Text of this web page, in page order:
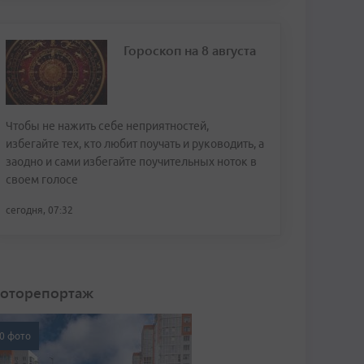
Гороскоп на 8 августа
Чтобы не нажить себе неприятностей,
избегайте тех, кто любит поучать и руководить, а
заодно и сами избегайте поучительных ноток в
своем голосе
сегодня, 07:32
фото